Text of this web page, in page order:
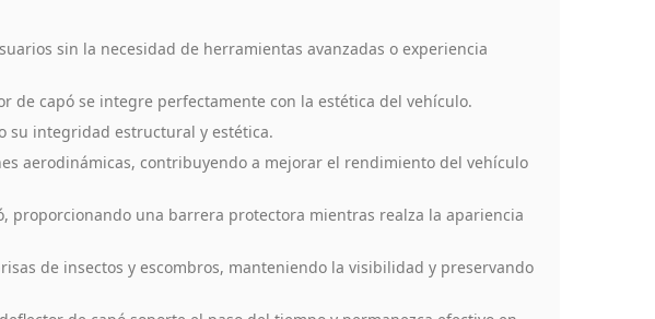
sin la necesidad de herramientas avanzadas o experiencia
capó se integre perfectamente con la estética del vehículo.
su integridad estructural y estética.
aerodinámicas, contribuyendo a mejorar el rendimiento del vehículo
proporcionando una barrera protectora mientras realza la apariencia
de insectos y escombros, manteniendo la visibilidad y preservando